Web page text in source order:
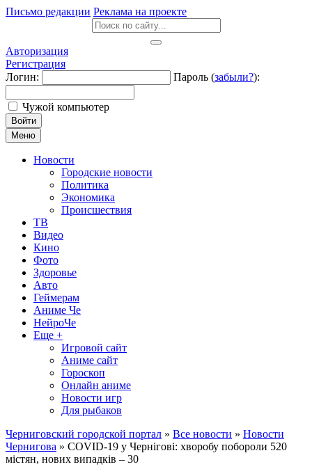
Письмо редакции Реклама на проекте
Авторизация
Регистрация
Логин:
Пароль (забыли?):
Чужой компьютер
Войти
Меню
Новости
Городские новости
Политика
Экономика
Происшествия
ТВ
Видео
Кино
Фото
Здоровье
Авто
Геймерам
Аниме Че
НейроЧе
Еще +
Игровой сайт
Аниме сайт
Гороскоп
Онлайн аниме
Новости игр
Для рыбаков
Черниговский городской портал » Все новости » Новости
Чернигова » COVID-19 у Чернігові: хворобу побороли 520
містян, нових випадків – 30